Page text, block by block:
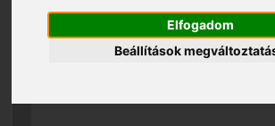
Elfogadom
Beállítások